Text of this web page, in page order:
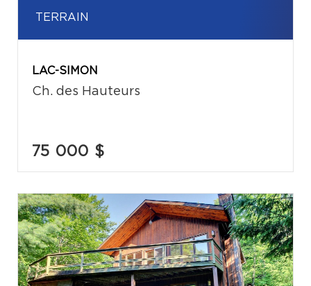
TERRAIN
LAC-SIMON
Ch. des Hauteurs
75 000 $